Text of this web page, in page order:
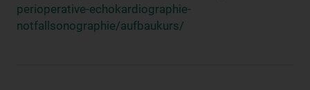
perioperative-echokardiographie-
notfallsonographie/aufbaukurs/